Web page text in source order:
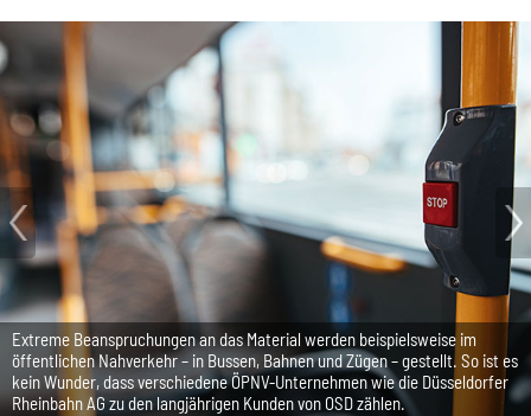
Extreme Beanspruchungen an das Material werden beispielsweise im
öffentlichen Nahverkehr – in Bussen, Bahnen und Zügen – gestellt. So ist es
kein Wunder, dass verschiedene ÖPNV-Unternehmen wie die Düsseldorfer
Rheinbahn AG zu den langjährigen Kunden von OSD zählen.